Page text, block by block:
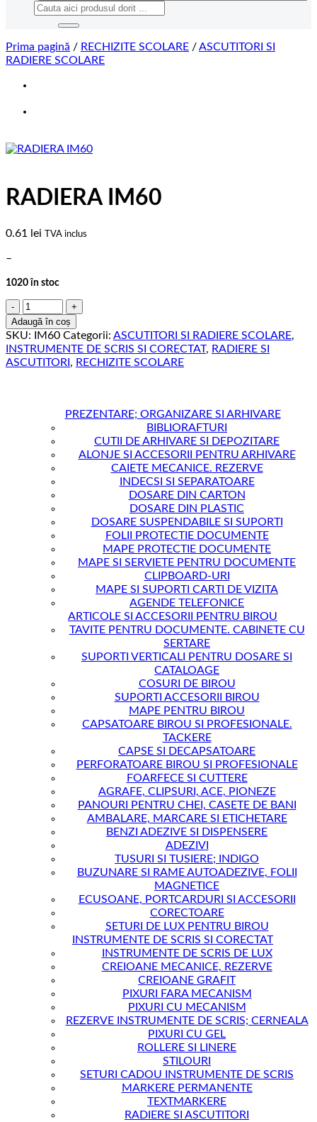
Caută
Prima pagină / RECHIZITE SCOLARE /ASCUTITORI SI
RADIERE SCOLARE
RADIERA IM60
0.61 lei TVA inclus
–
1020 în stoc
Cantitate
RADIERA
IM60
Adaugă în coș
SKU: IM60 Categorii: ASCUTITORI SI RADIERE SCOLARE,
INSTRUMENTE DE SCRIS SI CORECTAT, RADIERE SI
ASCUTITORI , RECHIZITE SCOLARE
PREZENTARE; ORGANIZARE SI ARHIVARE
BIBLIORAFTURI
CUTII DE ARHIVARE SI DEPOZITARE
ALONJE SI ACCESORII PENTRU ARHIVARE
CAIETE MECANICE. REZERVE
INDECSI SI SEPARATOARE
DOSARE DIN CARTON
DOSARE DIN PLASTIC
DOSARE SUSPENDABILE SI SUPORTI
FOLII PROTECTIE DOCUMENTE
MAPE PROTECTIE DOCUMENTE
MAPE SI SERVIETE PENTRU DOCUMENTE
CLIPBOARD-URI
MAPE SI SUPORTI CARTI DE VIZITA
AGENDE TELEFONICE
ARTICOLE SI ACCESORII PENTRU BIROU
TAVITE PENTRU DOCUMENTE. CABINETE CU
SERTARE
SUPORTI VERTICALI PENTRU DOSARE SI
CATALOAGE
COSURI DE BIROU
SUPORTI ACCESORII BIROU
MAPE PENTRU BIROU
CAPSATOARE BIROU SI PROFESIONALE.
TACKERE
CAPSE SI DECAPSATOARE
PERFORATOARE BIROU SI PROFESIONALE
FOARFECE SI CUTTERE
AGRAFE, CLIPSURI, ACE, PIONEZE
PANOURI PENTRU CHEI, CASETE DE BANI
AMBALARE, MARCARE SI ETICHETARE
BENZI ADEZIVE SI DISPENSERE
ADEZIVI
TUSURI SI TUSIERE; INDIGO
BUZUNARE SI RAME AUTOADEZIVE, FOLII
MAGNETICE
ECUSOANE, PORTCARDURI SI ACCESORII
CORECTOARE
SETURI DE LUX PENTRU BIROU
INSTRUMENTE DE SCRIS SI CORECTAT
INSTRUMENTE DE SCRIS DE LUX
CREIOANE MECANICE, REZERVE
CREIOANE GRAFIT
PIXURI FARA MECANISM
PIXURI CU MECANISM
REZERVE INSTRUMENTE DE SCRIS; CERNEALA
PIXURI CU GEL
ROLLERE SI LINERE
STILOURI
SETURI CADOU INSTRUMENTE DE SCRIS
MARKERE PERMANENTE
TEXTMARKERE
RADIERE SI ASCUTITORI